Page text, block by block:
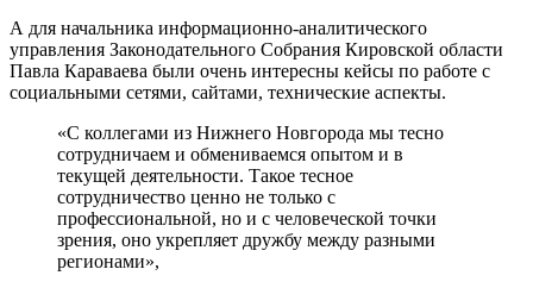
А для начальника информационно-аналитического
управления Законодательного Собрания Кировской области
Павла Караваева были очень интересны кейсы по работе с
социальными сетями, сайтами, технические аспекты.
«С коллегами из Нижнего Новгорода мы тесно
сотрудничаем и обмениваемся опытом и в
текущей деятельности. Такое тесное
сотрудничество ценно не только с
профессиональной, но и с человеческой точки
зрения, оно укрепляет дружбу между разными
регионами»,